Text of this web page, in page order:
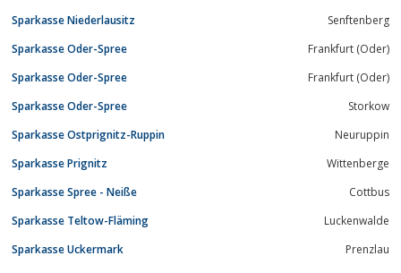
Sparkasse Niederlausitz
Senftenberg
Sparkasse Oder-Spree
Frankfurt (Oder)
Sparkasse Oder-Spree
Frankfurt (Oder)
Sparkasse Oder-Spree
Storkow
Sparkasse Ostprignitz-Ruppin
Neuruppin
Sparkasse Prignitz
Wittenberge
Sparkasse Spree - Neiße
Cottbus
Sparkasse Teltow-Fläming
Luckenwalde
Sparkasse Uckermark
Prenzlau